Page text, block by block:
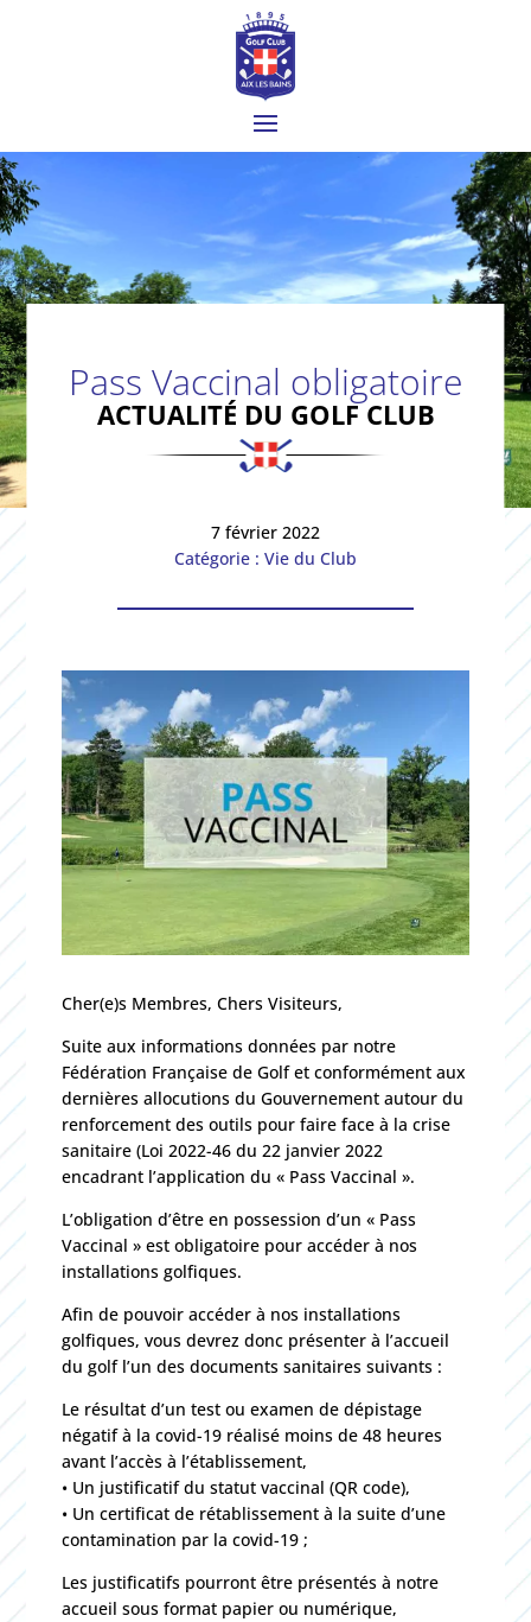
Pass Vaccinal obligatoire
ACTUALITÉ DU GOLF CLUB
7 février 2022
Catégorie : Vie du Club
Cher(e)s Membres, Chers Visiteurs,
Suite aux informations données par notre
Fédération Française de Golf et conformément aux
dernières allocutions du Gouvernement autour du
renforcement des outils pour faire face à la crise
sanitaire (Loi 2022-46 du 22 janvier 2022
encadrant l’application du « Pass Vaccinal ».
L’obligation d’être en possession d’un « Pass
Vaccinal » est obligatoire pour accéder à nos
installations golfiques.
Afin de pouvoir accéder à nos installations
golfiques, vous devrez donc présenter à l’accueil
du golf l’un des documents sanitaires suivants :
Le résultat d’un test ou examen de dépistage
négatif à la covid-19 réalisé moins de 48 heures
avant l’accès à l’établissement,
• Un justificatif du statut vaccinal (QR code),
• Un certificat de rétablissement à la suite d’une
contamination par la covid-19 ;
Les justificatifs pourront être présentés à notre
accueil sous format papier ou numérique,